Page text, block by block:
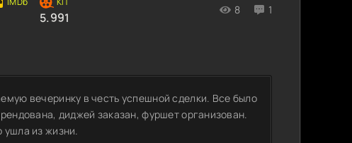
5.991
8 1
вечеринку в честь успешной сделки. Все было
диджей заказан, фуршет организован.
из жизни.